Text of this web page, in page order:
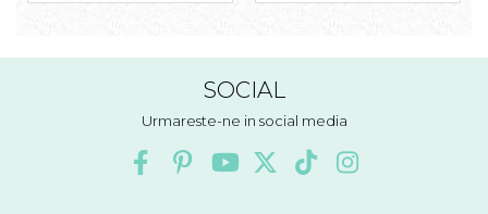
SOCIAL
Urmareste-ne in social media